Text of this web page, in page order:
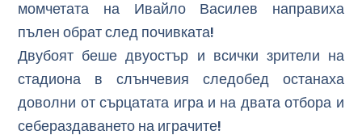
момчетата на Ивайло Василев направиха
пълен обрат след почивката!
Двубоят беше двуостър и всички зрители на
стадиона в слънчевия следобед останаха
доволни от сърцатата игра и на двата отбора и
себераздаването на играчите!